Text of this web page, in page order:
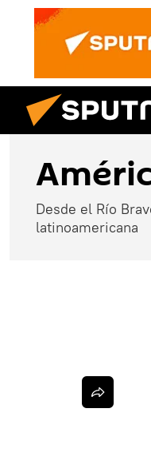
Desde el Río
latinoamericana